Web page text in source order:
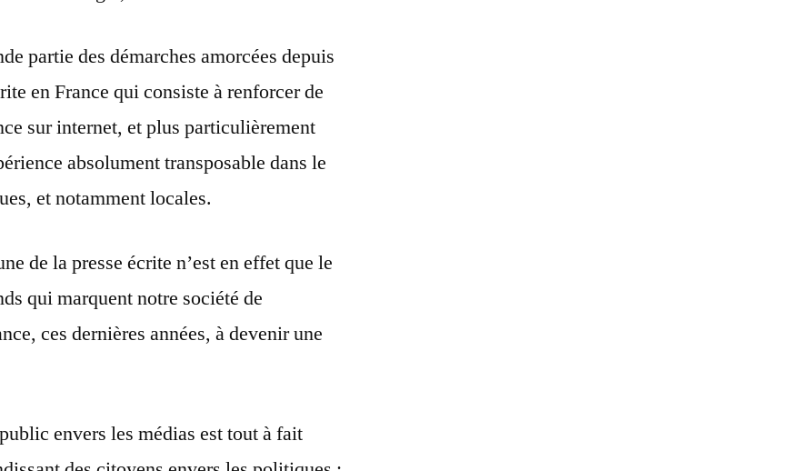
partie des démarches amorcées depuis
en France qui consiste à renforcer de
sur internet, et plus particulièrement
absolument transposable dans le
et notamment locales.
de la presse écrite n’est en effet que le
qui marquent notre société de
ces dernières années, à devenir une
envers les médias est tout à fait